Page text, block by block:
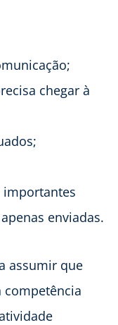
chegar à
importantes
enviadas.
assumir que